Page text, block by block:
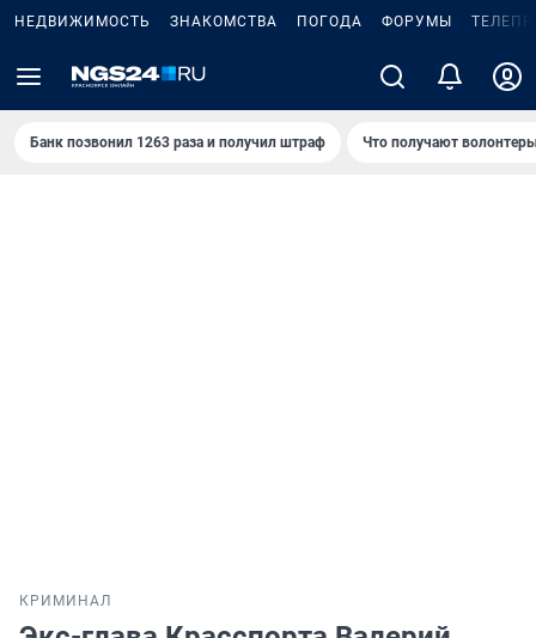
НЕДВИЖИМОСТЬ ЗНАКОМСТВА ПОГОДА ФОРУМЫ
Банк позвонил 1263 раза и получил штраф Что получают
КРИМИНАЛ